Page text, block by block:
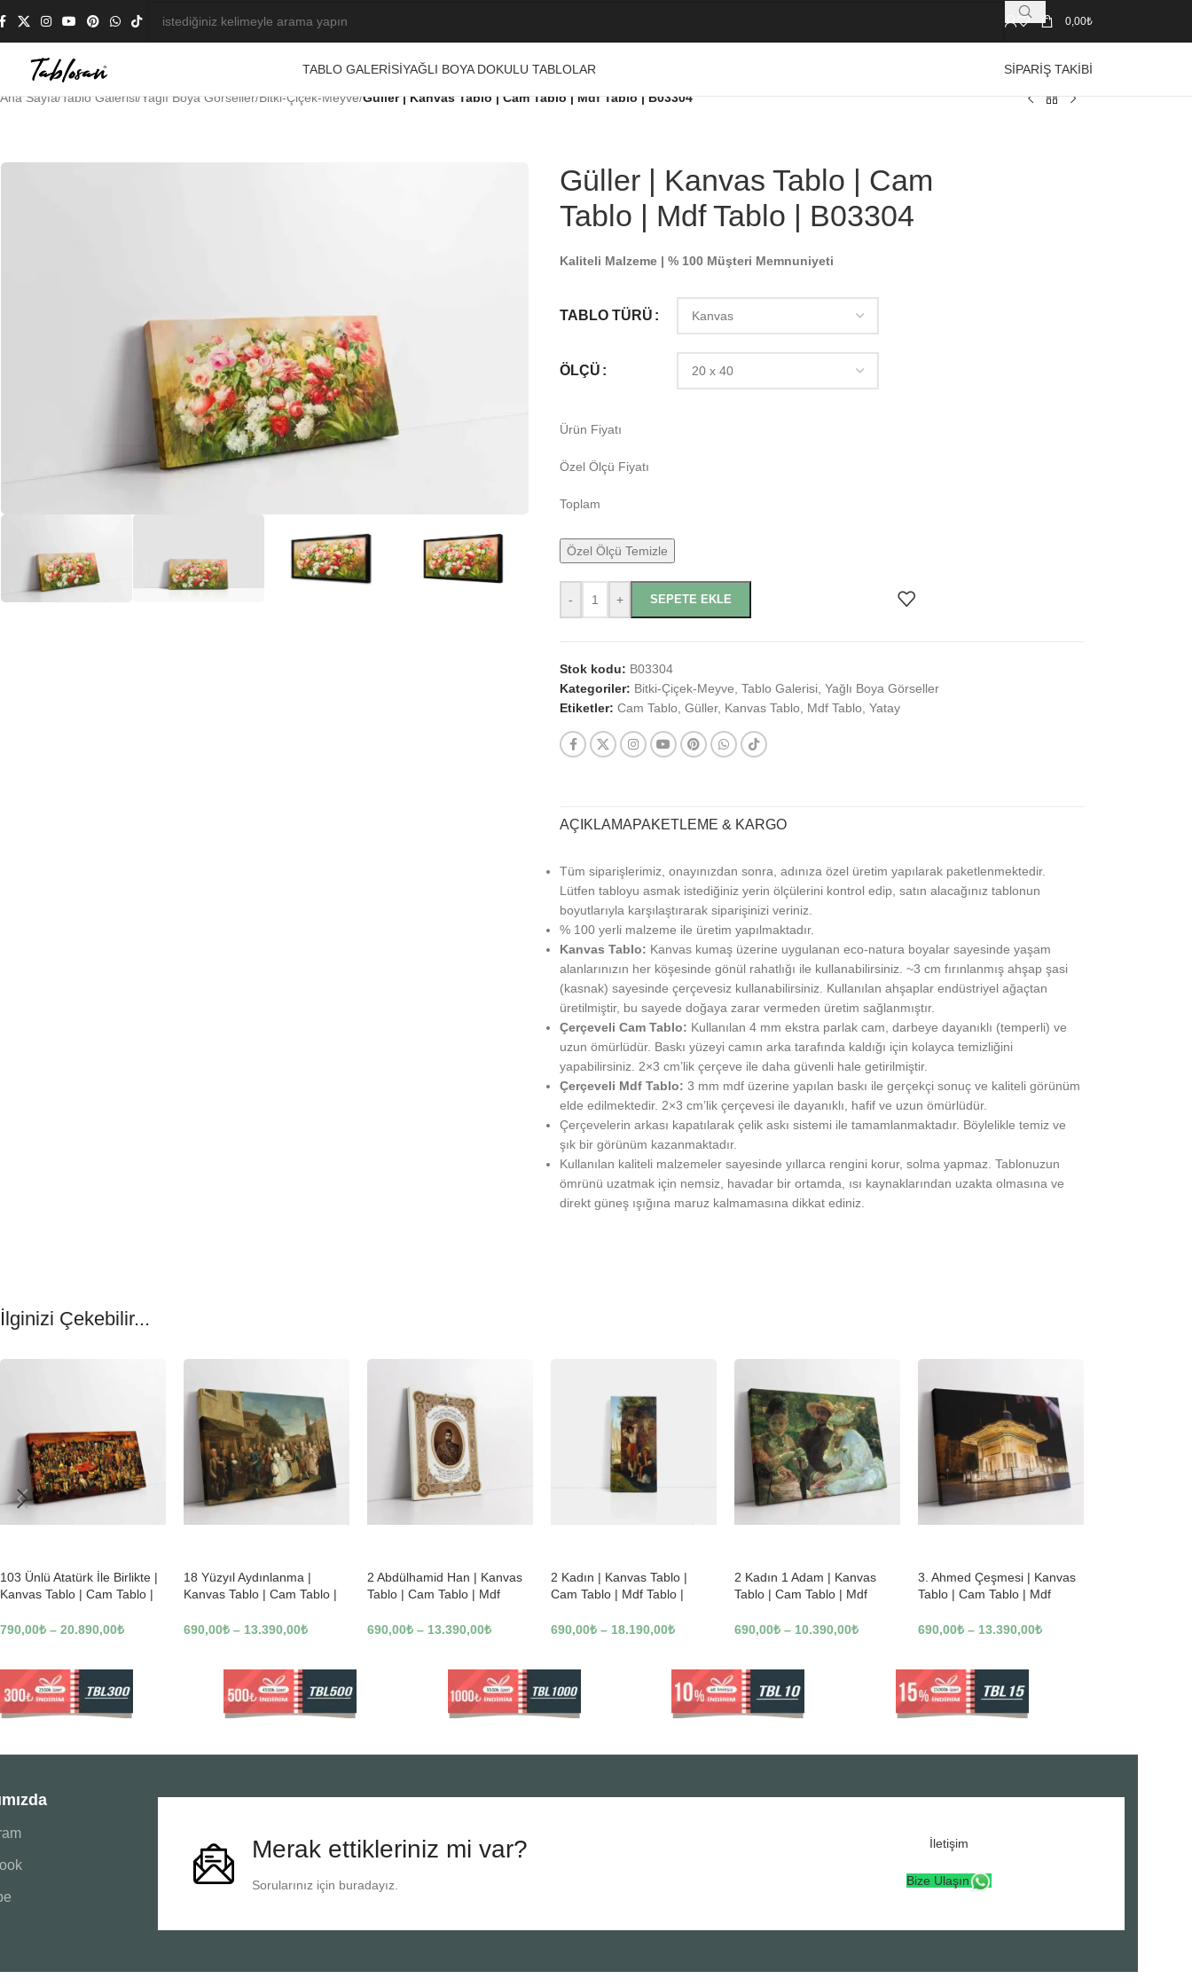
0,00₺
TABLO GALERISIYAĞLI BOYA DOKULU TABLOLAR SIPARIŞ TAKIBI
Ana Sayfa/ Tablo Galerisi/ Yağlı Boya Görseller/Bitki-Çiçek-Meyve/Güller | Kanvas Tablo | Cam Tablo | Mdf Tablo | B03304
Güller | Kanvas Tablo | Cam
Tablo | Mdf Tablo | B03304
Kaliteli Malzeme | % 100 Müşteri Memnuniyeti
TABLO TÜRÜ
ÖLÇÜ
Ürün Fiyatı
Özel Ölçü Fiyatı
Toplam
Özel Ölçü Temizle
- + SEPETE EKLE
Stok kodu: B03304
Kategoriler: Bitki-Çiçek-Meyve Tablo Galerisi Yağlı Boya Görseller
Etiketler: Cam Tablo Güller, Kanvas Tablo Mdf Tablo Yatay
AÇIKLAMAPAKETLEME & KARGO
Tüm siparişlerimiz, onayınızdan sonra, adınıza özel üretim yapılarak paketlenmektedir.
Lütfen tabloyu asmak istediğiniz yerin ölçülerini kontrol edip, satın alacağınız tablonun
boyutlarıyla karşılaştırarak siparişinizi veriniz.
% 100 yerli malzeme ile üretim yapılmaktadır.
Kanvas Tablo: Kanvas kumaş üzerine uygulanan eco-natura boyalar sayesinde yaşam
alanlarınızın her köşesinde gönül rahatlığı ile kullanabilirsiniz. ~3 cm fırınlanmış ahşap şasi
(kasnak) sayesinde çerçevesiz kullanabilirsiniz. Kullanılan ahşaplar endüstriyel ağaçtan
üretilmiştir, bu sayede doğaya zarar vermeden üretim sağlanmıştır.
Çerçeveli Cam Tablo: Kullanılan 4 mm ekstra parlak cam, darbeye dayanıklı (temperli) ve
uzun ömürlüdür. Baskı yüzeyi camın arka tarafında kaldığı için kolayca temizliğini
yapabilirsiniz. 2×3 cm’lik çerçeve ile daha güvenli hale getirilmiştir.
Çerçeveli Mdf Tablo: 3 mm mdf üzerine yapılan baskı ile gerçekçi sonuç ve kaliteli görünüm
elde edilmektedir. 2×3 cm’lik çerçevesi ile dayanıklı, hafif ve uzun ömürlüdür.
Çerçevelerin arkası kapatılarak çelik askı sistemi ile tamamlanmaktadır. Böylelikle temiz ve
şık bir görünüm kazanmaktadır.
Kullanılan kaliteli malzemeler sayesinde yıllarca rengini korur, solma yapmaz. Tablonuzun
ömrünü uzatmak için nemsiz, havadar bir ortamda, ısı kaynaklarından uzakta olmasına ve
direkt güneş ışığına maruz kalmamasına dikkat ediniz.
İlginizi Çekebilir...
103 Ünlü Atatürk İle Birlikte |
Kanvas Tablo | Cam Tablo |
790,00₺ – 20.890,00₺
18 Yüzyıl Aydınlanma |
Kanvas Tablo | Cam Tablo |
690,00₺ – 13.390,00₺
2 Abdülhamid Han | Kanvas
Tablo | Cam Tablo | Mdf
690,00₺ – 13.390,00₺
2 Kadın | Kanvas Tablo |
Cam Tablo | Mdf Tablo |
690,00₺ – 18.190,00₺
2 Kadın 1 Adam | Kanvas
Tablo | Cam Tablo | Mdf
690,00₺ – 10.390,00₺
3. Ahmed Çeşmesi | Kanvas
Tablo | Cam Tablo | Mdf
690,00₺ – 13.390,00₺
Merak ettikleriniz mi var?
Sorularınız için buradayız.
İletişim
Bize Ulaşın